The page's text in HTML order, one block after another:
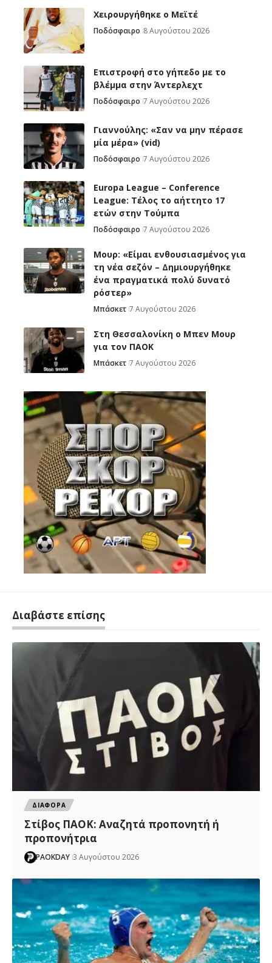
Χειρουργήθηκε ο Μεϊτέ
Ποδόσφαιρο 8 Αυγούστου 2026
Επιστροφή στο γήπεδο με το
βλέμμα στην Άντερλεχτ
Ποδόσφαιρο 7 Αυγούστου 2026
Γιαννούλης: «Σαν να μην πέρασε
μία μέρα» (vid)
Ποδόσφαιρο 7 Αυγούστου 2026
Europa League – Conference
League: Τέλος το αήττητο 17
ετών στην Τούμπα
Ποδόσφαιρο 7 Αυγούστου 2026
Μουρ: «Είμαι ενθουσιασμένος για
τη νέα σεζόν – Δημιουργήθηκε
ένα πραγματικά πολύ δυνατό
ρόστερ»
Μπάσκετ 7 Αυγούστου 2026
Στη Θεσσαλονίκη ο Μπεν Μουρ
για τον ΠΑΟΚ
Μπάσκετ 7 Αυγούστου 2026
Διαβάστε επίσης
ΔΙΑΦΟΡΑ
Στίβος ΠΑΟΚ: Αναζητά προπονητή ή
προπονήτρια
PAOKDAY 3 Αυγούστου 2026